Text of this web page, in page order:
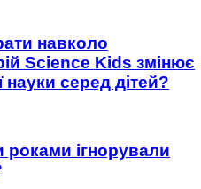
навколо
Science Kids змінює
науки серед дітей?
ігнорували